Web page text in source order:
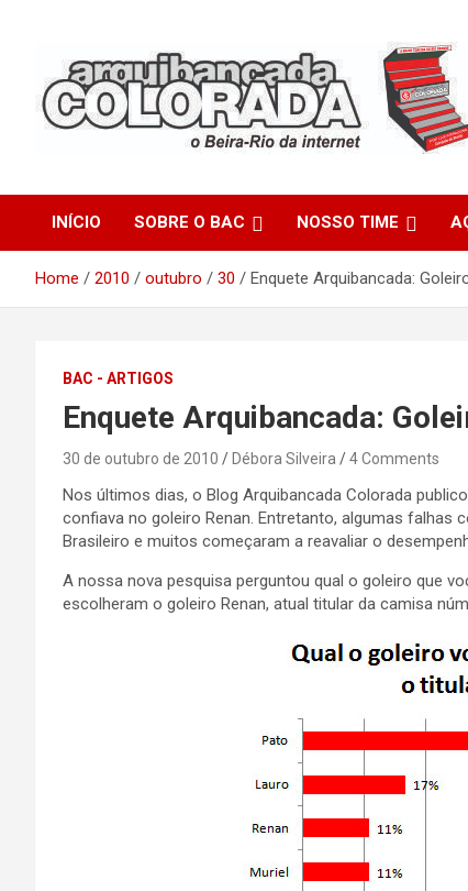
Arquibancada
INÍCIO SOBRE O BAC NOSSO TIME
Home 2010 outubro 30 Enquete Arquibancada:
BAC - ARTIGOS
Enquete Arquibancada:
30 de outubro de 2010 Débora Silveira 4 Comments
Nos últimos dias, o Blog Arquibancada Colorada
confiava no goleiro Renan. Entretanto, algumas
Brasileiro e muitos começaram a reavaliar o
A nossa nova pesquisa perguntou qual o goleiro que
escolheram o goleiro Renan, atual titular da camisa